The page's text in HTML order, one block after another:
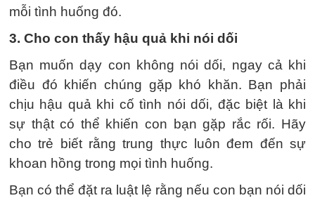
mỗi tình huống đó.
3. Cho con thấy hậu quả khi nói dối
Bạn muốn dạy con không nói dối, ngay cả khi
điều đó khiến chúng gặp khó khăn. Bạn phải
chịu hậu quả khi cố tình nói dối, đặc biệt là khi
sự thật có thể khiến con bạn gặp rắc rối. Hãy
cho trẻ biết rằng trung thực luôn đem đến sự
khoan hồng trong mọi tình huống.
Bạn có thể đặt ra luật lệ rằng nếu con bạn nói dối